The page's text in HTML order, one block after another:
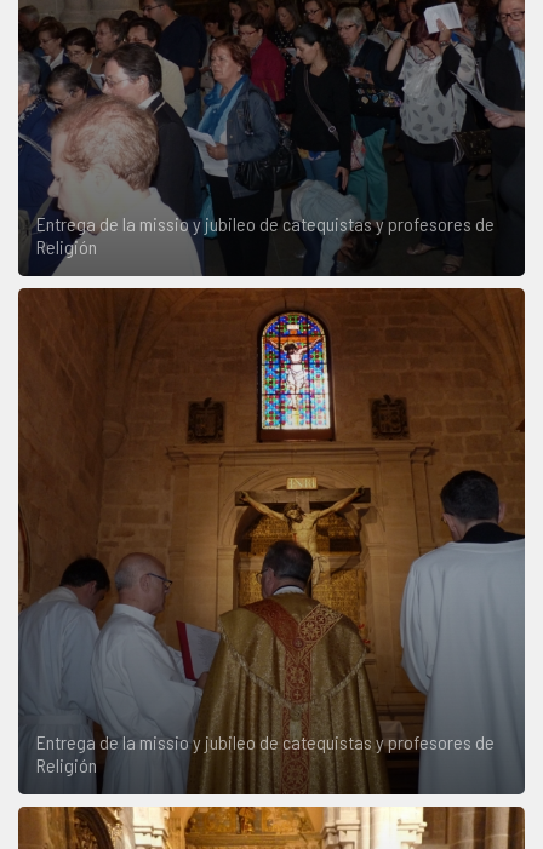
Entrega de la missio y jubileo de catequistas y profesores de
Religión
Entrega de la missio y jubileo de catequistas y profesores de
Religión